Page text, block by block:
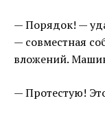
— Порядок! —
— совместная
вложений.
— Протестую!